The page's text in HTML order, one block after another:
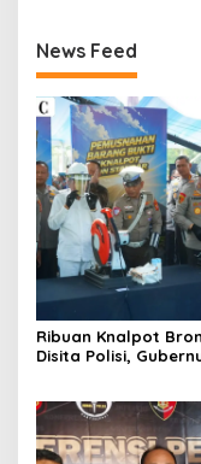
News Feed
Ribuan Knalpot
Disita Polisi,
Knalpot Standar